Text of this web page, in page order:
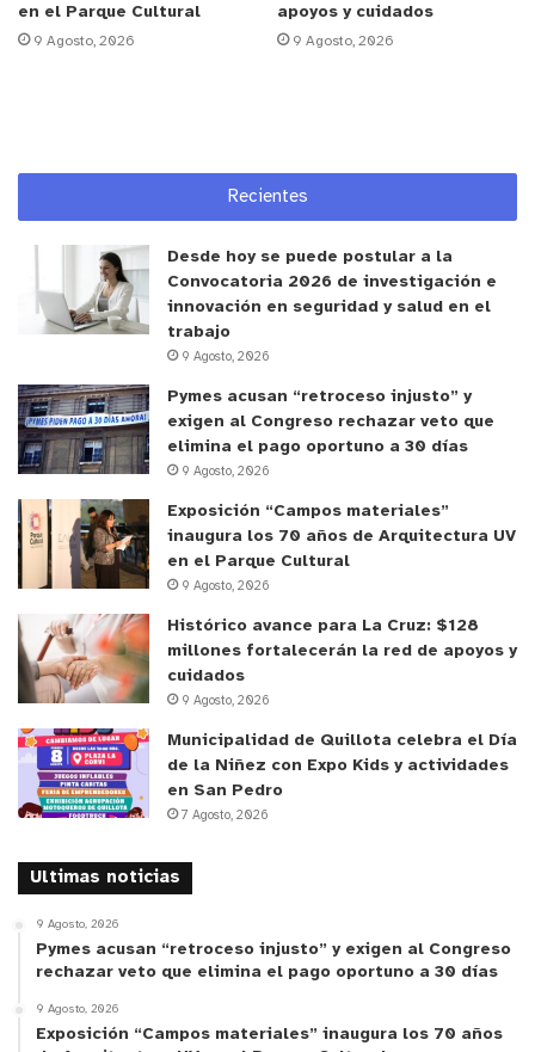
dispersión de salmuera, de una manera lúdica y
experimental, donde aprendieron haciendo”.
el que buscó que los menores comprendieran de
manera sencilla cómo se desplazan las masas de
agua de distinta densidad y cómo funciona el
proceso de desalación. Alexandra Bruna,
encargada del laboratorio, enfatizó en la
importancia de la vinculación con la comunidad
escolar, “sobre todo en estos espacios
educacionales donde les podemos enseñar cómo
ocurren diferentes procesos en la costa, tanto de
la parte técnica y cómo lo podemos llevar a una
explicación más amigable”.
“En esta instancia contamos con tres estaciones
donde los chicos pudieron experimentar, fueron a
ver diferentes procesos de mezcla, ver cómo se
comportan líquidos de diferentes densidades y
también lo pudimos demostrar en un canal de olas
descargada en un difusor”, puntualizó la ingeniera
civil oceánica.
escolar generó una positiva recepción entre los
contrastar los aprendizajes conceptuales con la
realidad hídrica regional. Ello, en un escenario
donde los proyectos de infraestructura de
desalinización despiertan interés público respecto
en el Parque Cultural
9 Agosto, 2026
apoyos y cuidados
9 Agosto, 2026
Recientes
Desde hoy se puede postular a la
Convocatoria 2026 de investigación e
innovación en seguridad y salud en el
trabajo
9 Agosto, 2026
Pymes acusan “retroceso injusto” y
exigen al Congreso rechazar veto que
elimina el pago oportuno a 30 días
9 Agosto, 2026
Exposición “Campos materiales”
inaugura los 70 años de Arquitectura UV
en el Parque Cultural
9 Agosto, 2026
Histórico avance para La Cruz: $128
millones fortalecerán la red de apoyos y
cuidados
9 Agosto, 2026
Municipalidad de Quillota celebra el Día
de la Niñez con Expo Kids y actividades
en San Pedro
7 Agosto, 2026
Ultimas noticias
9 Agosto, 2026
Pymes acusan “retroceso injusto” y exigen al Congreso
rechazar veto que elimina el pago oportuno a 30 días
9 Agosto, 2026
Exposición “Campos materiales” inaugura los 70 años